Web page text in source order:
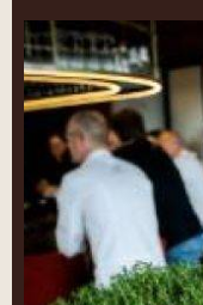
Bart
Van
Cauwenberghe